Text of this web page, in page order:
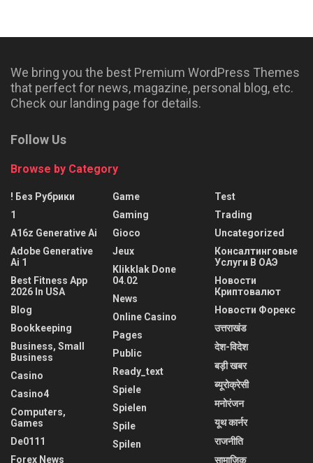
We bring you the best Premium WordPress Themes
that perfect for news, magazine, personal blog, etc.
Check our landing page for details.
Follow Us
Browse by Category
! Без Рубрики
1
A16z Generative Ai
Adobe Generative
Ai 1
Best Fitness App
2026 In USA
Blog
Bookkeeping
Business, Small
Business
Casino
Casino4
Computers,
Games
De0111
Forex News
Game
Gaming
Gioco
Jeux
Klikklak Done
04.02
News
Online Casino
Pages
Public
Ready_text
Spiele
Spielen
Spile
Spilen
Test
Trading
Uncategorized
Консалтинговые
Услуги В ОАЭ
Новости
Криптовалют
Новости Форекс
उत्तराखंड
देश-विदेश
बड़ी खबर
ब्यूरोक्रेसी
मनोरंजन
यूथ कार्नर
राजनीति
सामाजिक